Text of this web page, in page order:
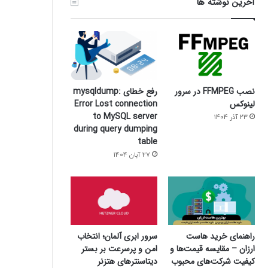
نصب FFMPEG در سرور
لینوکس
23 آذر 1404
رفع خطای mysqldump:
Error Lost connection
to MySQL server
during query dumping
table
27 آبان 1404
راهنمای خرید هاست
ارزان – مقایسه قیمت‌ها و
کیفیت شرکت‌های محبوب
سرور ابری آلمان؛ انتخاب
امن و پرسرعت بر بستر
دیتاسنترهای هتزنر